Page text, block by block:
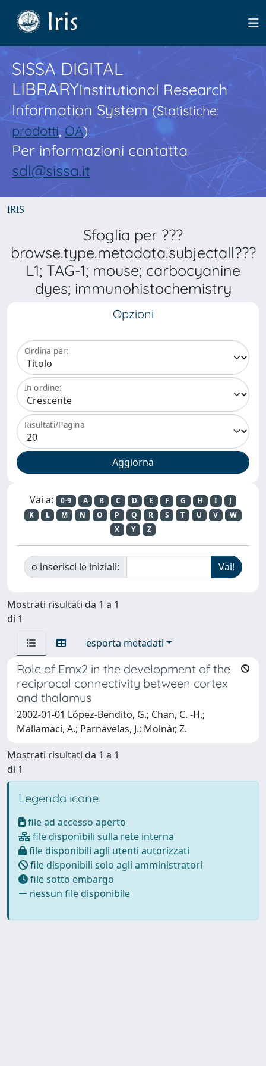
SISSA DIGITAL
LIBRARYInstitutional Research
Information System(Statistiche:
prodotti,OA)
Per informazioni contatta
sdl@sissa.it
IRIS
Sfoglia per ???
browse.type.metadata.subjectall???
L1; TAG-1; mouse; carbocyanine
dyes; immunohistochemistry
Opzioni
Ordina per:
In ordine:
Risultati/Pagina
Vai a: 0-9 A B C D E F G H I
J
K
L M N O P Q R S T U V
W
X
Y Z
o inserisci le iniziali:
Mostrati risultati da 1 a 1
di 1
esporta metadati
Role of Emx2 in the development of the
reciprocal connectivity between cortex
and thalamus
2002-01-01 López-Bendito, G.; Chan, C. -H.;
Mallamaci, A.; Parnavelas, J.; Molnár, Z.
Mostrati risultati da 1 a 1
di 1
Legenda icone
file ad accesso aperto
file disponibili sulla rete interna
file disponibili agli utenti autorizzati
file disponibili solo agli amministratori
file sotto embargo
nessun file disponibile